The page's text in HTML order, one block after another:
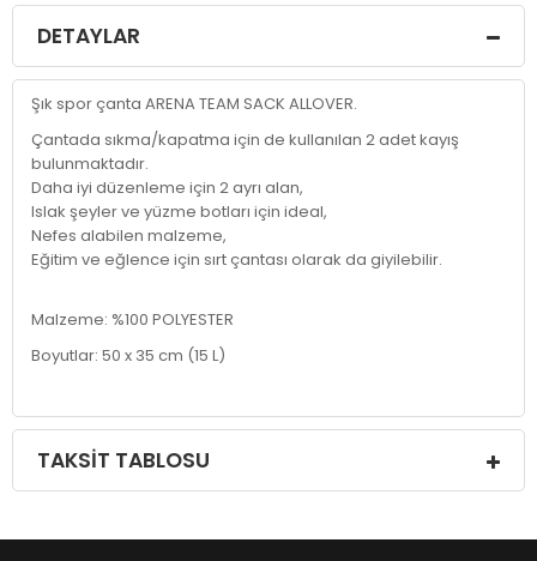
DETAYLAR
Şık spor çanta ARENA TEAM SACK ALLOVER.
Çantada sıkma/kapatma için de kullanılan 2 adet kayış
bulunmaktadır.
Daha iyi düzenleme için 2 ayrı alan,
Islak şeyler ve yüzme botları için ideal,
Nefes alabilen malzeme,
Eğitim ve eğlence için sırt çantası olarak da giyilebilir.
Malzeme: %100 POLYESTER
Boyutlar: 50 x 35 cm (15 L)
TAKSIT TABLOSU